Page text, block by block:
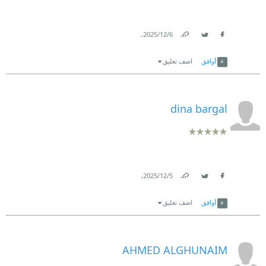
6‏/12‏/2025
.
أوافق اضف تعليق
dina bargal
5‏/12‏/2025
.
أوافق اضف تعليق
AHMED ALGHUNAIM